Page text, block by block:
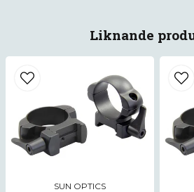
Liknande
SUN OPTICS
email
Mejladress
Ja, ni får publicera min